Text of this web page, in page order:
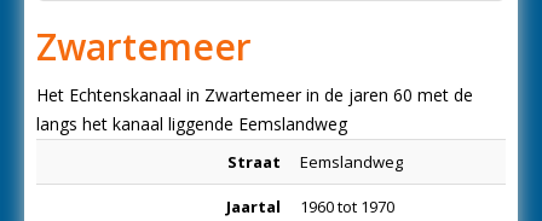
Zwartemeer
Het Echtenskanaal in Zwartemeer in de jaren 60 met de
langs het kanaal liggende Eemslandweg
Straat Eemslandweg
Jaartal 1960 tot 1970